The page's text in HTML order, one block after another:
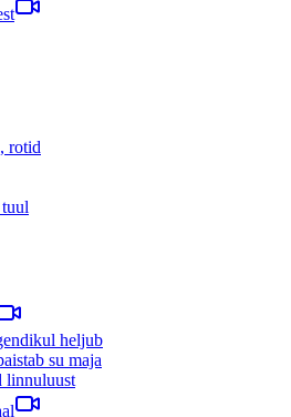
rotid
heljub
su maja
linnuluust